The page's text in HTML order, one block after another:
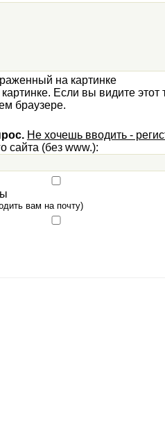
на картинке
Не хочешь вводить -
сайта (без www.):
вам на почту)